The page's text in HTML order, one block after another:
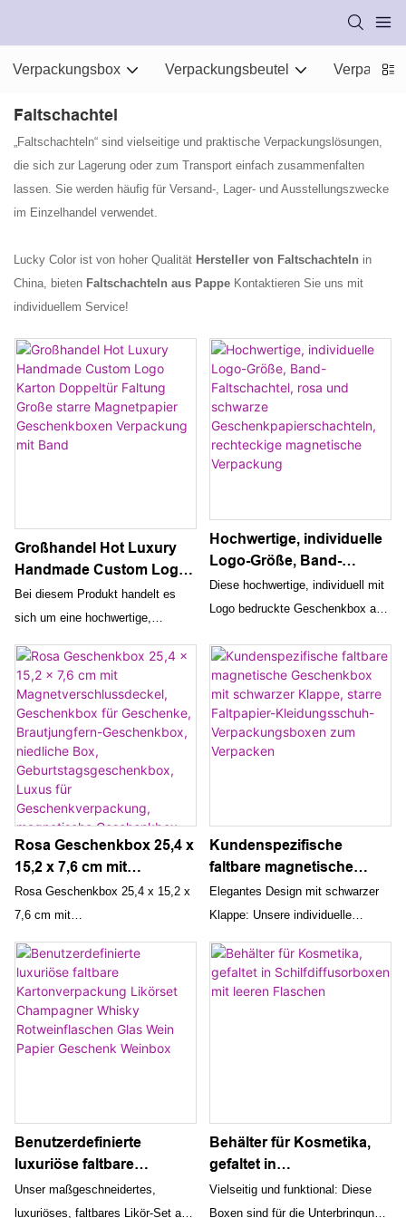
Verpackungsbox Verpackungsbeutel
Faltschachtel
„Faltschachteln“ sind vielseitige und praktische Verpackungslösungen,
die sich zur Lagerung oder zum Transport einfach zusammenfalten
lassen. Sie werden häufig für Versand-, Lager- und Ausstellungszwecke
im Einzelhandel verwendet.
Lucky Color ist von hoher Qualität Hersteller von Faltschachteln in
China, bieten Faltschachteln aus Pappe Kontaktieren Sie uns mit
individuellem Service!
Großhandel Hot Luxury
Handmade Custom Logo
Karton Doppeltür Faltung
Große starre
Geschenkboxen
Verpackung mit Band
Bei diesem Produkt handelt es
sich um eine hochwertige,
handgefertigte Geschenkbox aus
Papier mit individuellem Logo,
Doppeltür, starrem
Magnetverschluss und
Bandverpackung. Es ist perfekt
für Unternehmen, die ihre
Produkte auf luxuriöse und
professionelle Weise präsentieren
möchten
Hochwertige, individuelle
Logo-Größe, Band-
Faltschachtel, rosa und
schwarze
n, rechteckige
magnetische Verpackung
Diese hochwertige, individuell mit
Logo bedruckte Geschenkbox aus
verfügt über ein einzigartiges
Faltdesign mit Magnetverschluss,
wodurch sie sowohl stilvoll als
auch praktisch zum Verpacken
von Geschenken ist. Die
Eleganz und machen es zur
perfekten Wahl für jeden
besonderen Anlass
Rosa Geschenkbox 25,4 x
15,2 x 7,6 cm mit
Magnetverschlussdeckel,
Geschenkbox für
Brautjungfern-
Geschenkbox, niedliche
Box,
Geburtstagsgeschenkbox
, Luxus für
Verpacken von
Geschenken (Rosa)
Rosa Geschenkbox 25,4 x 15,2 x
7,6 cm mit
Magnetverschlussdeckel,
Geschenkbox für Geschenke,
Brautjungfern-Geschenkbox,
niedliche Box,
Geburtstagsgeschenkbox, Luxus
für Geschenkverpackung,
(Rosa)
Kundenspezifische
faltbare magnetische
Geschenkbox mit
schwarzer Klappe, starre
Kleidungsschuh-
Verpackungsboxen zum
Verpacken
Elegantes Design mit schwarzer
Klappe: Unsere individuelle
faltbare magnetische
Geschenkbox verfügt über ein
elegantes Design mit schwarzer
Attraktivität und macht es zu einer
ausgezeichneten Wahl für
hochwertige Bekleidungs- und
Schuhmarken
Benutzerdefinierte
luxuriöse faltbare
Kartonverpackung
Likörset Champagner
Unser maßgeschneidertes,
luxuriöses, faltbares Likör-Set aus
Behälter für Kosmetika,
gefaltet in
Schilfdiffusorboxen mit
leeren Flaschen
Vielseitig und funktional: Diese
Boxen sind für die Unterbringung